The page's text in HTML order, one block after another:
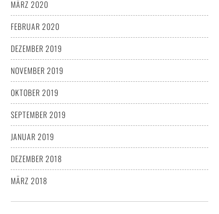
MÄRZ 2020
FEBRUAR 2020
DEZEMBER 2019
NOVEMBER 2019
OKTOBER 2019
SEPTEMBER 2019
JANUAR 2019
DEZEMBER 2018
MÄRZ 2018